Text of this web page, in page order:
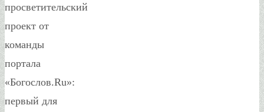
просветительский
проект от
команды
портала
«Богослов.Ru»:
первый для